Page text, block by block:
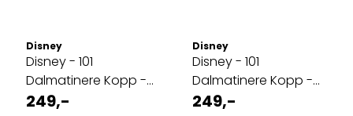
Disney
Disney - 101
Dalmatinere Kopp -
Blå
249,-
Disney
Disney - 101
Dalmatinere Kopp -
Rosa
249,-